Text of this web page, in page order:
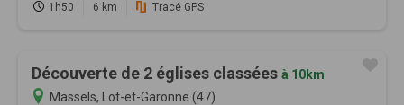
1h50 6 km Tracé GPS
Découverte de 2 églises classées à 10km
Massels, Lot-et-Garonne (47)